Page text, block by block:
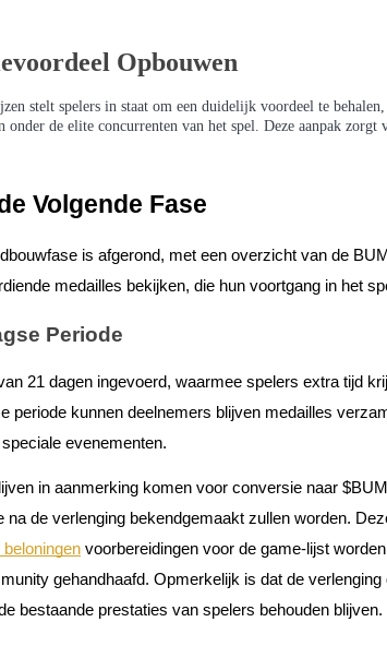
Opbouwen
stelt spelers in staat om een duidelijk voordeel te
onder de elite concurrenten van het spel. Deze aanpak zorgt
Volgende Fase
is afgerond, met een overzicht van de
medailles bekijken, die hun voortgang in het
Periode
21 dagen ingevoerd, waarmee spelers extra tijd
periode kunnen deelnemers blijven medailles
evenementen.
in aanmerking komen voor conversie naar
na de verlenging bekendgemaakt zullen worden.
beloningen voorbereidingen voor de game-lijst
gehandhaafd. Opmerkelijk is dat de
bestaande prestaties van spelers behouden blijven.